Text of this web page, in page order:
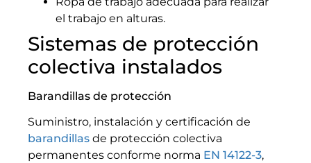
el trabajo en alturas.
Sistemas de protección
colectiva instalados
Barandillas de protección
Suministro, instalación y certificación de
barandillas de protección colectiva
permanentes conforme norma EN 14122-3,